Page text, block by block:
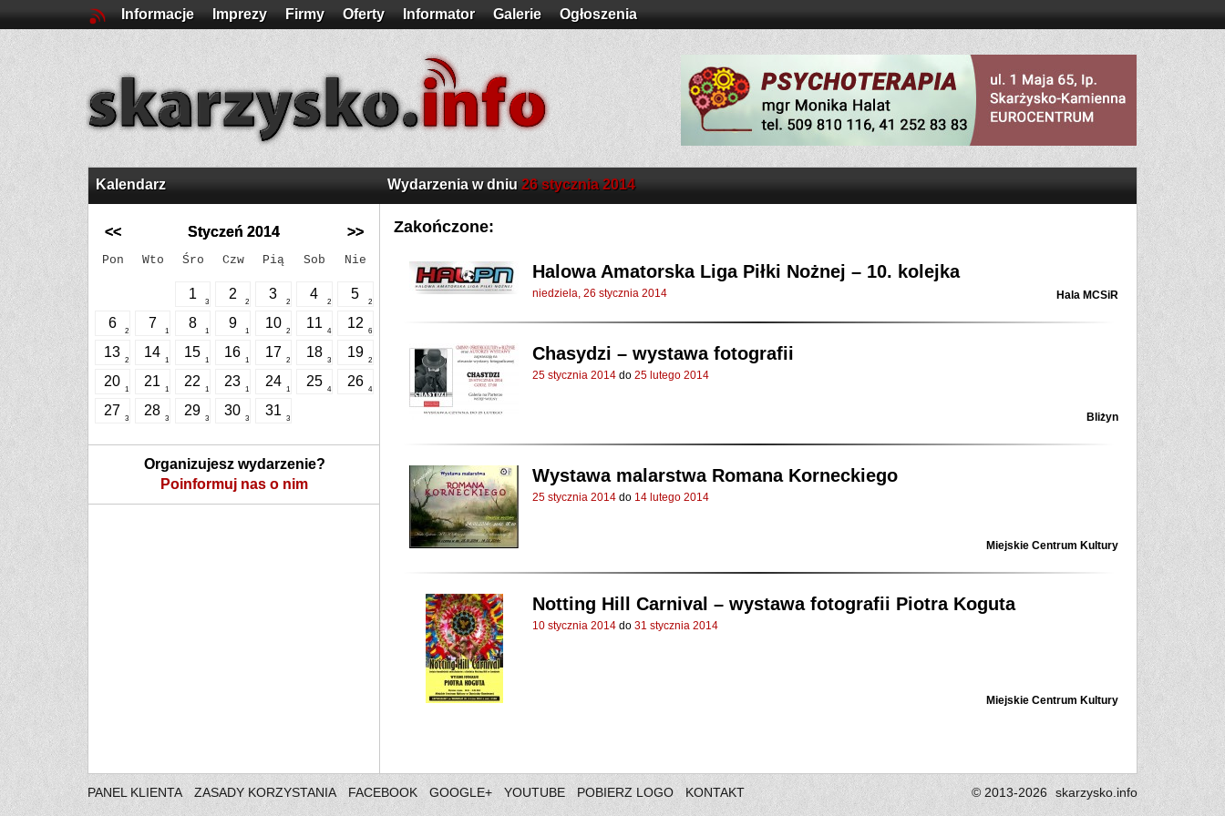
Informacje Imprezy Firmy Oferty Informator Galerie Ogłoszenia
Kalendarz
<< Styczeń 2014 >>
Pon Wto Śro Czw Pią Sob Nie
1
3
2
2
3
2
4
2
5
2
6
2
7
1
8
1
9
1
10
2
11
4
12
6
13
2
14
1
15
1
16
1
17
2
18
3
19
2
20
1
21
1
22
1
23
1
24
1
25
4
26
4
27
3
28
3
29
3
30
3
31
3
Organizujesz wydarzenie?
Poinformuj nas o nim
Wydarzenia w dniu 26 stycznia 2014
Zakończone:
Halowa Amatorska Liga Piłki Nożnej – 10. kolejka
niedziela, 26 stycznia 2014 Hala MCSiR
Chasydzi – wystawa fotografii
25 stycznia 2014 do 25 lutego 2014
Bliżyn
Wystawa malarstwa Romana Korneckiego
25 stycznia 2014 do 14 lutego 2014
Miejskie Centrum Kultury
Notting Hill Carnival – wystawa fotografii Piotra Koguta
10 stycznia 2014 do 31 stycznia 2014
Miejskie Centrum Kultury
PANEL KLIENTA ZASADY KORZYSTANIA FACEBOOK GOOGLE+ YOUTUBE POBIERZ LOGO KONTAKT © 2013-2026 skarzysko.info